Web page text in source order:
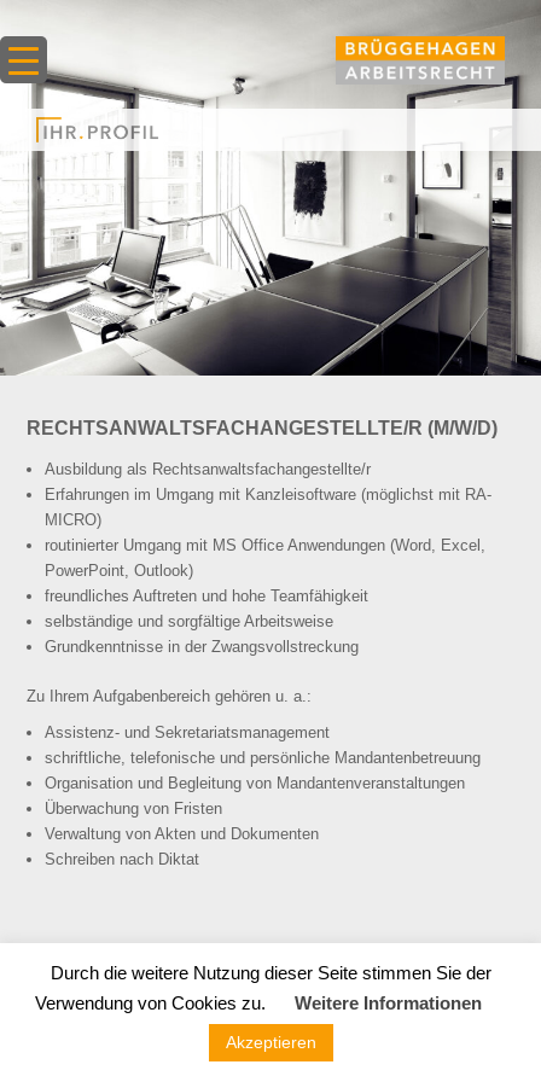
RECHTSANWALTSFACHANGESTELLTE/R (M/W/D)
Ausbildung als Rechtsanwaltsfachangestellte/r
Erfahrungen im Umgang mit Kanzleisoftware (möglichst mit RA-
MICRO)
routinierter Umgang mit MS Office Anwendungen (Word, Excel,
PowerPoint, Outlook)
freundliches Auftreten und hohe Teamfähigkeit
selbständige und sorgfältige Arbeitsweise
Grundkenntnisse in der Zwangsvollstreckung
Zu Ihrem Aufgabenbereich gehören u. a.:
Assistenz- und Sekretariatsmanagement
schriftliche, telefonische und persönliche Mandantenbetreuung
Organisation und Begleitung von Mandantenveranstaltungen
Überwachung von Fristen
Verwaltung von Akten und Dokumenten
Schreiben nach Diktat
BRÜGGEHAGEN ARBEITSRECHT | Georgsplatz 19 | 30159
Hannover | 0511 / 807 407 0 | info@dieArbeitsrechtler.de
Durch die weitere Nutzung dieser Seite stimmen Sie der
Verwendung von Cookies zu.
Weitere Informationen
Akzeptieren